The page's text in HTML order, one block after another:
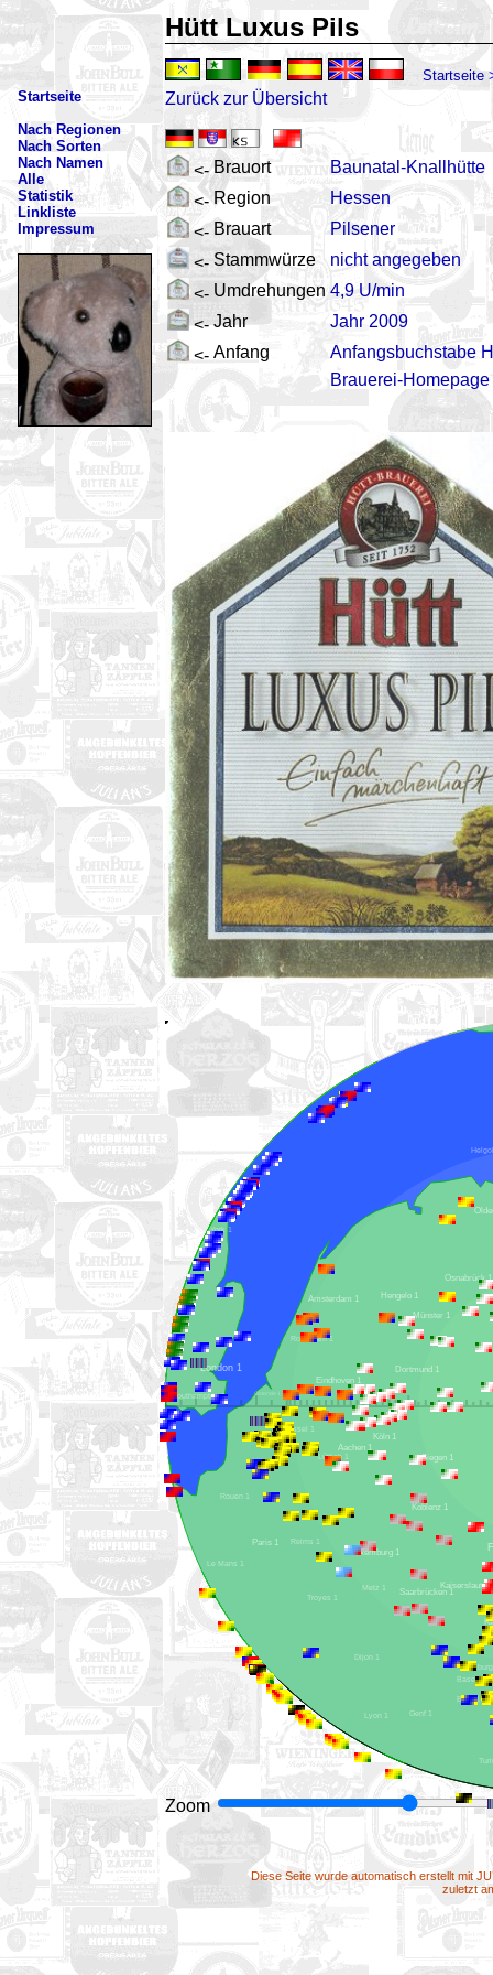
Hütt Luxus Pils
Startseite
Startseite
Nach Regionen
Nach Sorten
Nach Namen
Alle
Statistik
Linkliste
Impressum
Zurück zur Übersicht
<- Brauort
Baunatal-Knallhütte
<- Region
Hessen
<- Brauart
Pilsener
<- Stammwürze
nicht angegeben
<- Umdrehungen 4,9 U/min
<- Jahr
Jahr 2009
<- Anfang
Anfangsbuchstabe H
Brauerei-Homepage
London 1
Paris 1
Amsterdam 1
Brüssel 1
Genf 1
Köln 1
Lyon 1
Luxemburg 1
Bern 1
Basel 1
Saarbrücken 1
Lille 1
Southampton 1
Eindhoven 1
Rotterdam 1
Metz 1
Troyes 1
Dortmund 1
Le Mans 1
Osnabrück 1
Aachen 1
Münster 1
Siegen 1
Koblenz 1
Dijon 1
Rouen 1
York 1
Hengelo 1
Reims 1
Lüttich 1
Zoom
Diese Seite wurde automatisch erstellt mit
zuletzt